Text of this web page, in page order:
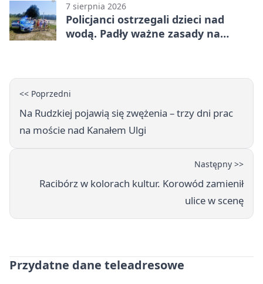
7 sierpnia 2026
Policjanci ostrzegali dzieci nad
wodą. Padły ważne zasady na
<< Poprzedni
Na Rudzkiej pojawią się zwężenia – trzy dni prac
na moście nad Kanałem Ulgi
Następny >>
Racibórz w kolorach kultur. Korowód zamienił
ulice w scenę
Przydatne dane teleadresowe